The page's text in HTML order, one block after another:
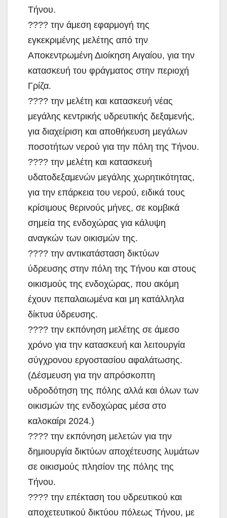
Τήνου.
???? την άμεση εφαρμογή της
εγκεκριμένης μελέτης από την
Αποκεντρωμένη Διοίκηση Αιγαίου, για την
κατασκευή του φράγματος στην περιοχή
Γρίζα.
???? την μελέτη και κατασκευή νέας
μεγάλης κεντρικής υδρευτικής δεξαμενής,
για διαχείριση και αποθήκευση μεγάλων
ποσοτήτων νερού για την πόλη της Τήνου.
???? την μελέτη και κατασκευή
υδατοδεξαμενών μεγάλης χωρητικότητας,
για την επάρκεια του νερού, ειδικά τους
κρίσιμους θερινούς μήνες, σε κομβικά
σημεία της ενδοχώρας για κάλυψη
αναγκών των οικισμών της.
???? την αντικατάσταση δικτύων
ύδρευσης στην πόλη της Τήνου και στους
οικισμούς της ενδοχώρας, που ακόμη
έχουν πεπαλαιωμένα και μη κατάλληλα
δίκτυα ύδρευσης.
???? την εκπόνηση μελέτης σε άμεσο
χρόνο για την κατασκευή και λειτουργία
σύγχρονου εργοστασίου αφαλάτωσης.
(Δέσμευση για την απρόσκοπτη
υδροδότηση της πόλης αλλά και όλων των
οικισμών της ενδοχώρας μέσα στο
καλοκαίρι 2024.)
???? την εκπόνηση μελετών για την
δημιουργία δικτύων αποχέτευσης λυμάτων
σε οικισμούς πλησίον της πόλης της
Τήνου.
???? την επέκταση του υδρευτικού και
αποχετευτικού δικτύου πόλεως Τήνου, με